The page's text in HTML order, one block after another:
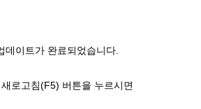
이트가 완료되었습니다.
로고침(F5) 버튼을 누르시면